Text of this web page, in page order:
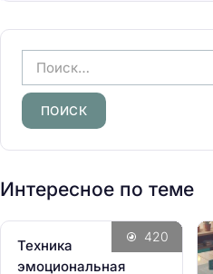
а
й
т
и
Интересное по теме
Техника
эмоциональная
420